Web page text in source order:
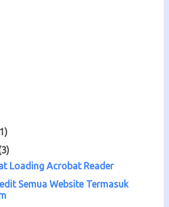
Loading Acrobat Reader
Semua Website Termasuk